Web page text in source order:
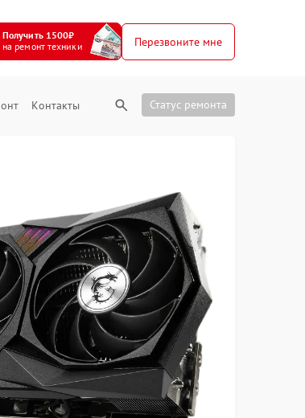
Получить 1500₽
на ремонт техники
Перезвоните мне
Контакты Статус ремонта